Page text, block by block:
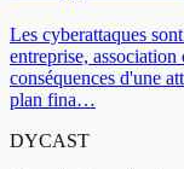
Les cyberattaques
entreprise,
conséquences d'une
plan fina…
DYCAST